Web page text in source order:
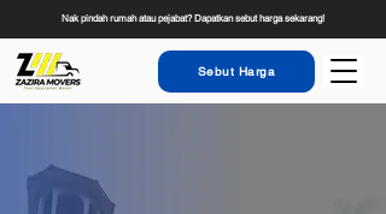
Sebut Harga
Nak pindah rumah atau pejabat? Dapatkan sebut harga sekarang!